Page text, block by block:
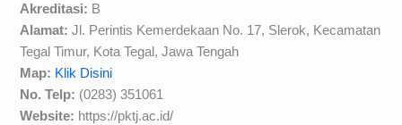
Akreditasi: B
Alamat:Jl. Perintis Kemerdekaan No. 17, Slerok, Kecamatan
Tegal Timur, Kota Tegal, Jawa Tengah
Map: Klik Disini
No. Telp: (0283) 351061
Website: https://pktj.ac.id/